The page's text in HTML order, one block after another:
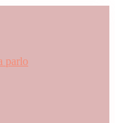
parlo